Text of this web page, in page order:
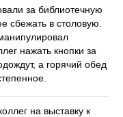
за библиотечную
сбежать в столовую.
нажать кнопки за
а горячий обед
на выставку к